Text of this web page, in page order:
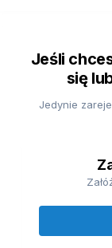
Jeśli
się
Jedynie